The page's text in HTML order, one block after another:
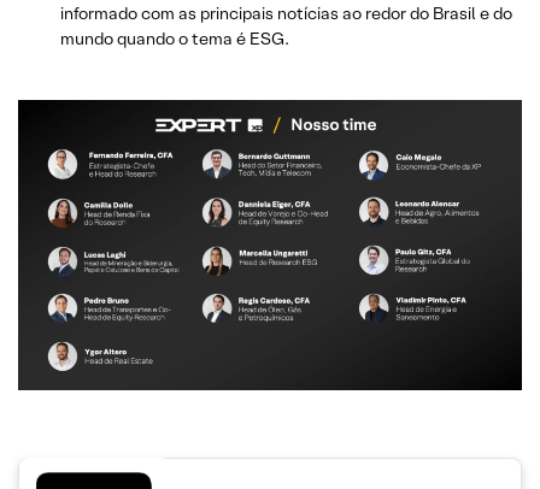
informado com as principais notícias ao redor do Brasil e do
mundo quando o tema é ESG.